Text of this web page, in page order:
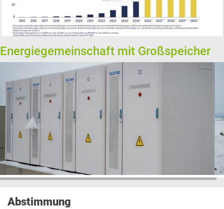
Energiegemeinschaft mit Großspeicher
Abstimmung